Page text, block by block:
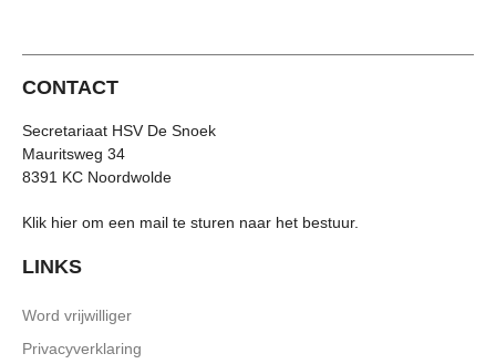
CONTACT
Secretariaat HSV De Snoek
Mauritsweg 34
8391 KC Noordwolde
Klik hier om een mail te sturen naar het bestuur.
LINKS
Word vrijwilliger
Privacyverklaring